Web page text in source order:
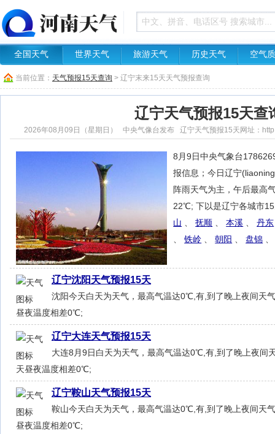
全国天气 世界天气 旅游天气 历史天气 空气
当前位置： 天气预报15天查询 > 辽宁末来15天天气预报查询
辽宁天气预报15天查
2026年08月09日（星期日） 中央气像台发布 辽宁天气预报15天网址：
8月9日中央气象台
报信息；今日辽宁
阵雨天气为主，午后最高
22℃; 下以是辽宁各城市
山 、抚顺 、本溪 、丹东
、铁岭 、朝阳 、盘锦
辽宁沈阳天气预报15天
沈阳今天白天为天气，最高气温达0℃,有,到了晚上夜间天
昼夜温度相差0℃;
辽宁大连天气预报15天
大连8月9日白天为天气，最高气温达0℃,有,到了晚上夜间
天昼夜温度相差0℃;
辽宁鞍山天气预报15天
鞍山今天白天为天气，最高气温达0℃,有,到了晚上夜间天
昼夜温度相差0℃;